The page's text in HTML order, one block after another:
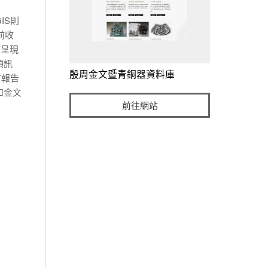
則
收
現
訊
告
金文
殷周金文暨青銅器資料庫
前往網站